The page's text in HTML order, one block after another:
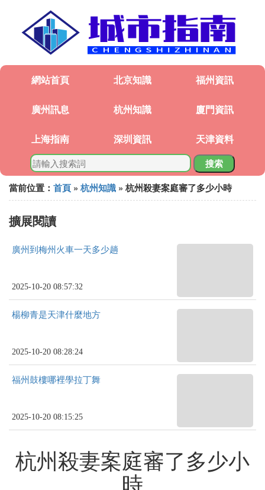
網站首頁 北京知識 福州資訊
廣州訊息 杭州知識 廈門資訊
上海指南 深圳資訊 天津資料
搜索
當前位置： 首頁 » 杭州知識 » 杭州殺妻案庭審了多少小時
擴展閱讀
廣州到梅州火車一天多少趟
2025-10-20 08:57:32
楊柳青是天津什麼地方
2025-10-20 08:28:24
福州鼓樓哪裡學拉丁舞
2025-10-20 08:15:25
杭州殺妻案庭審了多少小
時